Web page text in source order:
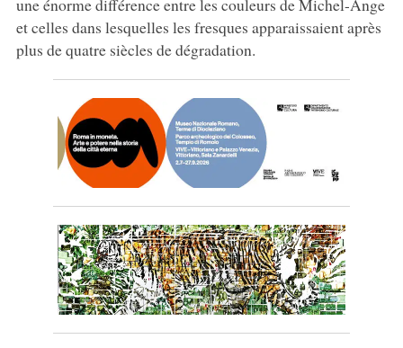
et celles dans lesquelles les fresques apparaissaient après
plus de quatre siècles de dégradation.